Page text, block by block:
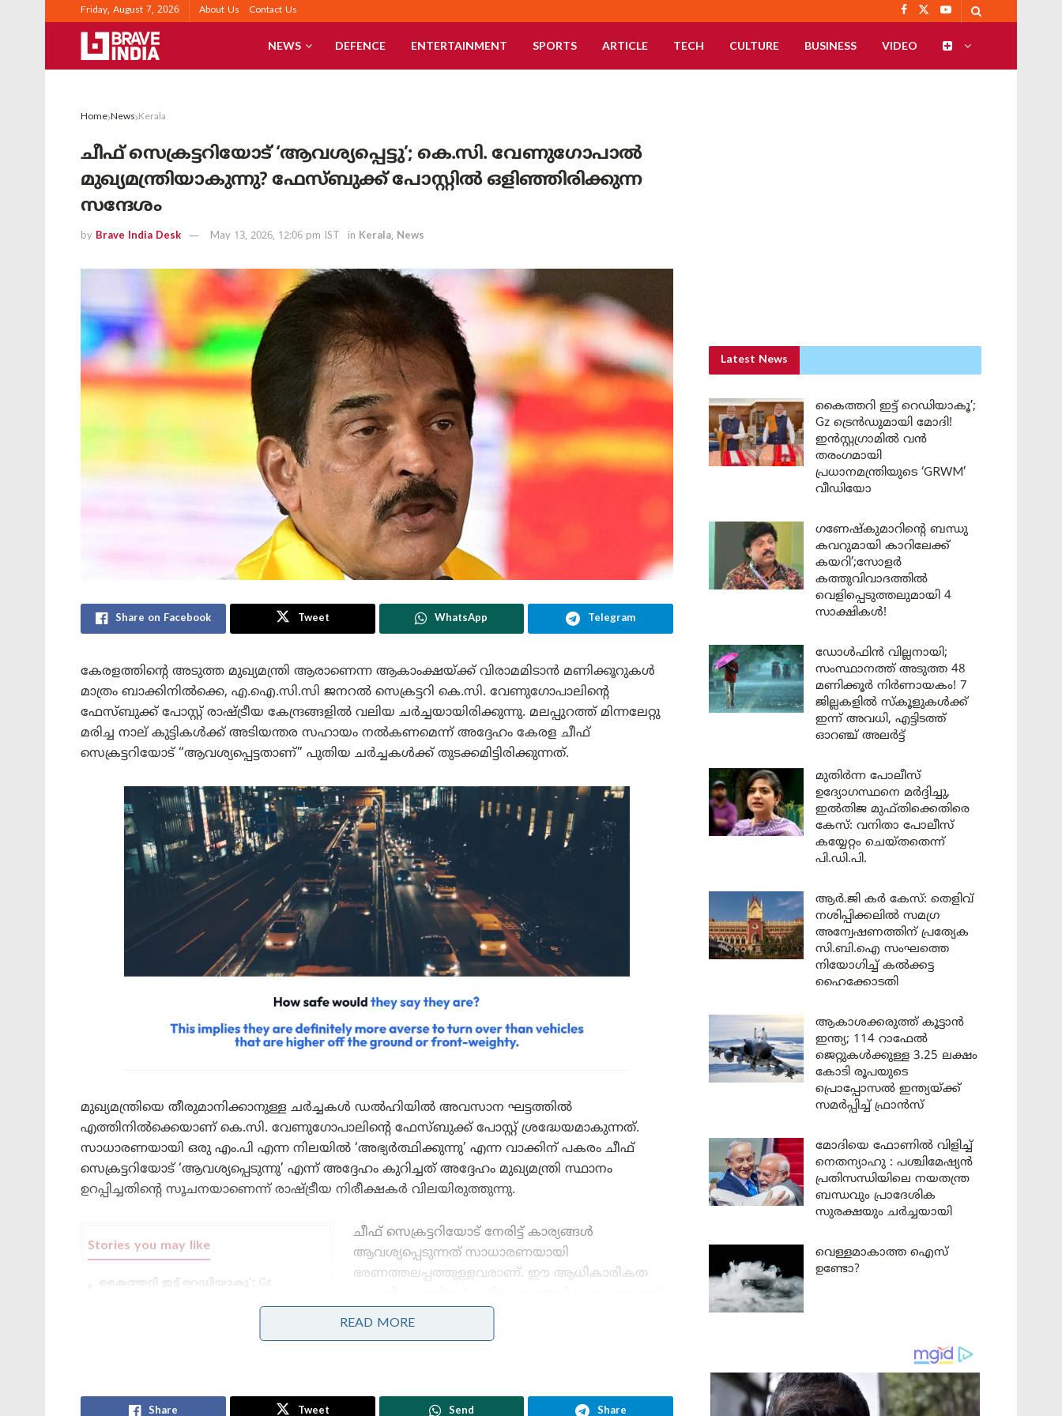
Friday, August 7, 2026 About Us Contact Us
NEWS DEFENCE ENTERTAINMENT SPORTS ARTICLE TECH CULTURE BUSINESS VIDEO
Home News Kerala
ചീഫ് സെക്രട്ടറിയോട് ‘ആവശ്യപ്പെട്ടു’; കെ.സി. വേണുഗോപാൽ
മുഖ്യമന്ത്രിയാകുന്നു? ഫേസ്ബുക്ക് പോസ്റ്റിൽ ഒളിഞ്ഞിരിക്കുന്ന
സന്ദേശം
by Brave India Desk May 13, 2026, 12:06 pm IST in Kerala, News
Share on Facebook Tweet WhatsApp Telegram
കേരളത്തിന്റെ അടുത്ത മുഖ്യമന്ത്രി ആരാണെന്ന ആകാംക്ഷയ്ക്ക് വിരാമമിടാൻ മണിക്കൂറുകൾ
മാത്രം ബാക്കിനിൽക്കെ, എ.ഐ.സി.സി ജനറൽ സെക്രട്ടറി കെ.സി. വേണുഗോപാലിന്റെ
ഫേസ്ബുക്ക് പോസ്റ്റ് രാഷ്ട്രീയ കേന്ദ്രങ്ങളിൽ വലിയ ചർച്ചയായിരിക്കുന്നു. മലപ്പുറത്ത് മിന്നലേറ്റു
മരിച്ച നാല് കുട്ടികൾക്ക് അടിയന്തര സഹായം നൽകണമെന്ന് അദ്ദേഹം കേരള ചീഫ്
സെക്രട്ടറിയോട് “ആവശ്യപ്പെട്ടതാണ്” പുതിയ ചർച്ചകൾക്ക് തുടക്കമിട്ടിരിക്കുന്നത്.
മുഖ്യമന്ത്രിയെ തീരുമാനിക്കാനുള്ള ചർച്ചകൾ ഡൽഹിയിൽ അവസാന ഘട്ടത്തിൽ
എത്തിനിൽക്കെയാണ് കെ.സി. വേണുഗോപാലിന്റെ ഫേസ്ബുക്ക് പോസ്റ്റ് ശ്രദ്ധേയമാകുന്നത്.
സാധാരണയായി ഒരു എം.പി എന്ന നിലയിൽ ‘അഭ്യർത്ഥിക്കുന്നു’ എന്ന വാക്കിന് പകരം ചീഫ്
സെക്രട്ടറിയോട് ‘ആവശ്യപ്പെടുന്നു’ എന്ന് അദ്ദേഹം കുറിച്ചത് അദ്ദേഹം മുഖ്യമന്ത്രി സ്ഥാനം
ഉറപ്പിച്ചതിന്റെ സൂചനയാണെന്ന് രാഷ്ട്രീയ നിരീക്ഷകർ വിലയിരുത്തുന്നു.
Stories you may like
കൈത്തറി ഇട്ട് റെഡിയാകൂ’; Gz
വൻ തരംഗമായി പ്രധാനമന്ത്രിയുടെ
ചീഫ് സെക്രട്ടറിയോട് നേരിട്ട് കാര്യങ്ങൾ
ആവശ്യപ്പെടുന്നത് സാധാരണയായി
ഭരണത്തലപ്പത്തുള്ളവരാണ്. ഈ ആധികാരികത
കണക്കാക്കപ്പെടുന്നത്. 63 എം.എൽ.എമാരിൽ
ഭൂരിഭാഗം പേരും കെ.സി. വേണുഗോപാലിനെ
നിർണ്ണായകമായത്. വി.ഡി. സതീശന് വേണ്ടി
READ MORE
Share Tweet Send Share
Latest News
കൈത്തറി ഇട്ട് റെഡിയാകൂ’;
Gz ട്രെൻഡുമായി മോദി!
ഇൻസ്റ്റഗ്രാമിൽ വൻ
തരംഗമായി
പ്രധാനമന്ത്രിയുടെ ‘GRWM’
വീഡിയോ
ഗണേഷ്കുമാറിന്റെ ബന്ധു
കവറുമായി കാറിലേക്ക്
കയറി’;സോളർ
കത്തുവിവാദത്തിൽ
വെളിപ്പെടുത്തലുമായി 4
സാക്ഷികൾ!
ഡോൾഫിൻ വില്ലനായി;
സംസ്ഥാനത്ത് അടുത്ത 48
മണിക്കൂർ നിർണായകം! 7
ജില്ലകളിൽ സ്കൂളുകൾക്ക്
ഇന്ന് അവധി, എട്ടിടത്ത്
ഓറഞ്ച് അലർട്ട്
മുതിർന്ന പോലീസ്
ഉദ്യോഗസ്ഥനെ മർദ്ദിച്ചു,
ഇൽതിജ മുഫ്തിക്കെതിരെ
കേസ്: വനിതാ പോലീസ്
കയ്യേറ്റം ചെയ്തതെന്ന്
പി.ഡി.പി.
ആർ.ജി കർ കേസ്: തെളിവ്
നശിപ്പിക്കലിൽ സമഗ്ര
അന്വേഷണത്തിന് പ്രത്യേക
സി.ബി.ഐ സംഘത്തെ
നിയോഗിച്ച് കൽക്കട്ട
ഹൈക്കോടതി
ആകാശക്കരുത്ത് കൂട്ടാൻ
ഇന്ത്യ; 114 റാഫേൽ
ജെറ്റുകൾക്കുള്ള 3.25 ലക്ഷം
കോടി രൂപയുടെ
പ്രൊപ്പോസൽ ഇന്ത്യയ്ക്ക്
സമർപ്പിച്ച് ഫ്രാൻസ്
മോദിയെ ഫോണിൽ വിളിച്ച്
നെതന്യാഹു : പശ്ചിമേഷ്യൻ
പ്രതിസന്ധിയിലെ നയതന്ത്ര
ബന്ധവും പ്രാദേശിക
സുരക്ഷയും ചർച്ചയായി
വെള്ളമാകാത്ത ഐസ്
ഉണ്ടോ?